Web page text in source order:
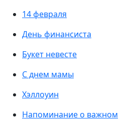
14 февраля
День финансиста
Букет невесте
С днем мамы
Хэллоуин
Напоминание о важном